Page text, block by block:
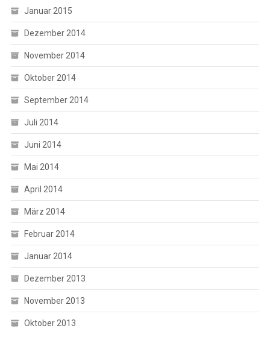
Januar 2015
Dezember 2014
November 2014
Oktober 2014
September 2014
Juli 2014
Juni 2014
Mai 2014
April 2014
März 2014
Februar 2014
Januar 2014
Dezember 2013
November 2013
Oktober 2013